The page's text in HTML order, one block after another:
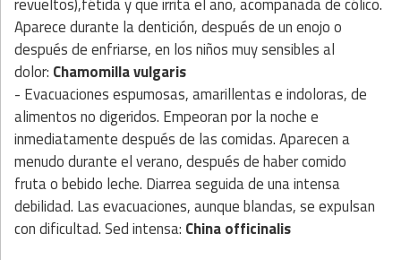
Aparece durante la dentición, después de un enojo o
después de enfriarse, en los niños muy sensibles al
dolor: Chamomilla vulgaris
- Evacuaciones espumosas, amarillentas e indoloras, de
alimentos no digeridos. Empeoran por la noche e
inmediatamente después de las comidas. Aparecen a
menudo durante el verano, después de haber comido
fruta o bebido leche. Diarrea seguida de una intensa
debilidad. Las evacuaciones, aunque blandas, se expulsan
con dificultad. Sed intensa: China officinalis